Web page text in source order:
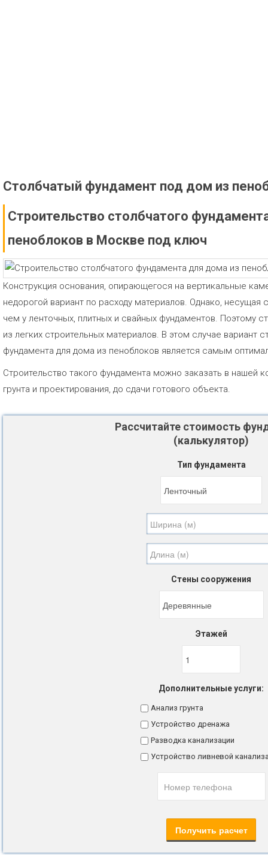
Столбчатый фундамент под дом из
Строительство столбчатого
пеноблоков в Москве под ключ
Конструкция основания, опирающегося на вертикальные
недорогой вариант по расходу материалов. Однако,
чем у ленточных, плитных и свайных фундаментов. Поэтому
из легких строительных материалов. В этом случае вариант
фундамента для дома из пеноблоков является самым
Строительство такого фундамента можно заказать в нашей
грунта и проектирования, до сдачи готового объекта.
Рассчитайте стоимость
(калькулятор)
Тип фундамента
Стены сооружения
Этажей
Дополнительные услуги:
Анализ грунта
Устройство дренажа
Разводка канализации
Устройство ливневой